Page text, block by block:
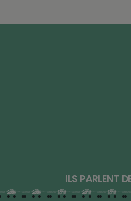
ILS PARLENT